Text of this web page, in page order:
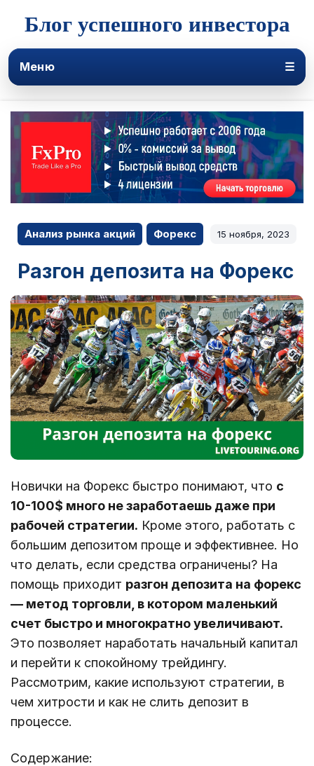
Блог успешного инвестора
Меню ☰
Анализ рынка акций Форекс 15 ноября, 2023
Разгон депозита на Форекс
Новички на Форекс быстро понимают, что с
10-100$ много не заработаешь даже при
рабочей стратегии. Кроме этого, работать с
большим депозитом проще и эффективнее. Но
что делать, если средства ограничены? На
помощь приходит разгон депозита на форекс
― метод торговли, в котором маленький
счет быстро и многократно увеличивают.
Это позволяет наработать начальный капитал
и перейти к спокойному трейдингу.
Рассмотрим, какие используют стратегии, в
чем хитрости и как не слить депозит в
процессе.
Содержание: